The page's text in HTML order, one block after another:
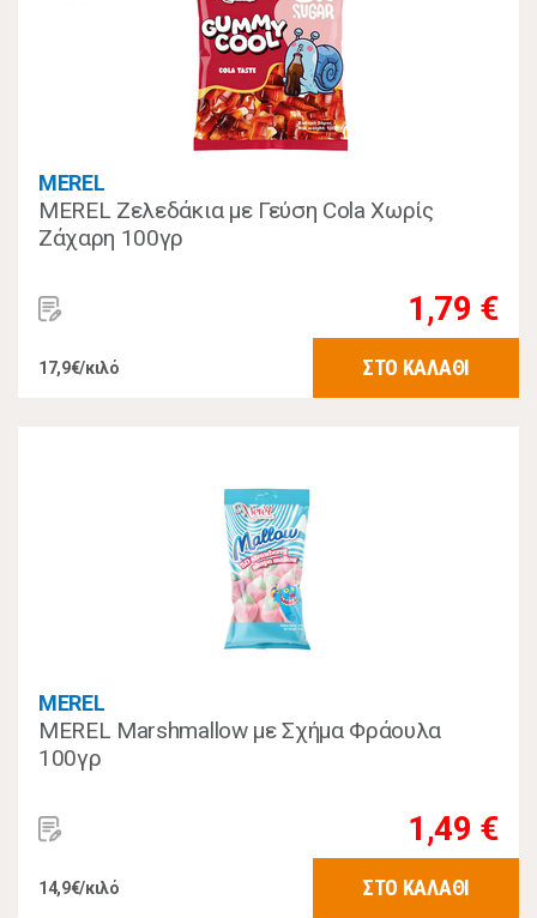
MEREL
MEREL Ζελεδάκια με Γεύση Cola Χωρίς
Ζάχαρη 100γρ
1,79 €
17,9€/κιλό ΣΤΟ ΚΑΛΑΘΙ
MEREL
MEREL Marshmallow με Σχήμα Φράουλα
100γρ
1,49 €
14,9€/κιλό ΣΤΟ ΚΑΛΑΘΙ